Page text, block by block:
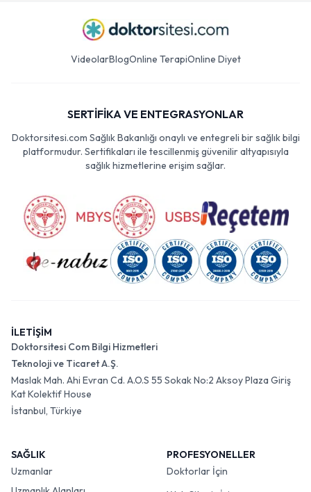
VideolarBlogOnline TerapiOnline Diyet
SERTİFİKA VE ENTEGRASYONLAR
Doktorsitesi.com Sağlık Bakanlığı onaylı ve entegreli bir sağlık bilgi
platformudur. Sertifikaları ile tescillenmiş güvenilir altyapısıyla
sağlık hizmetlerine erişim sağlar.
İLETİŞİM
Doktorsitesi Com Bilgi Hizmetleri
Teknoloji ve Ticaret A.Ş.
Maslak Mah. Ahi Evran Cd. A.O.S 55 Sokak No:2 Aksoy Plaza Giriş
Kat Kolektif House
İstanbul, Türkiye
SAĞLIK
Uzmanlar
PROFESYONELLER
Doktorlar İçin